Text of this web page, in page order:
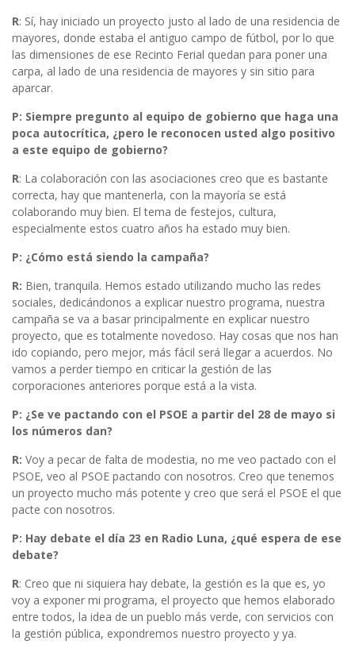
R: Sí, hay iniciado un proyecto justo al lado de una residencia de
mayores, donde estaba el antiguo campo de fútbol, por lo que
las dimensiones de ese Recinto Ferial quedan para poner una
carpa, al lado de una residencia de mayores y sin sitio para
aparcar.
P: Siempre pregunto al equipo de gobierno que haga una
poca autocrítica, ¿pero le reconocen usted algo positivo
a este equipo de gobierno?
R: La colaboración con las asociaciones creo que es bastante
correcta, hay que mantenerla, con la mayoría se está
colaborando muy bien. El tema de festejos, cultura,
especialmente estos cuatro años ha estado muy bien.
P: ¿Cómo está siendo la campaña?
R: Bien, tranquila. Hemos estado utilizando mucho las redes
sociales, dedicándonos a explicar nuestro programa, nuestra
campaña se va a basar principalmente en explicar nuestro
proyecto, que es totalmente novedoso. Hay cosas que nos han
ido copiando, pero mejor, más fácil será llegar a acuerdos. No
vamos a perder tiempo en criticar la gestión de las
corporaciones anteriores porque está a la vista.
P: ¿Se ve pactando con el PSOE a partir del 28 de mayo si
los números dan?
R: Voy a pecar de falta de modestia, no me veo pactado con el
PSOE, veo al PSOE pactando con nosotros. Creo que tenemos
un proyecto mucho más potente y creo que será el PSOE el que
pacte con nosotros.
P: Hay debate el día 23 en Radio Luna, ¿qué espera de ese
debate?
R: Creo que ni siquiera hay debate, la gestión es la que es, yo
voy a exponer mi programa, el proyecto que hemos elaborado
entre todos, la idea de un pueblo más verde, con servicios con
la gestión pública, expondremos nuestro proyecto y ya.